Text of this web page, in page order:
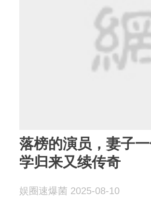
落榜的演员，妻子
学归来又续传奇
娱圈速爆菌 2025-08-10